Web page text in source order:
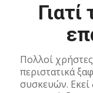
Πολλοί
περιστατικά
συσκευών.